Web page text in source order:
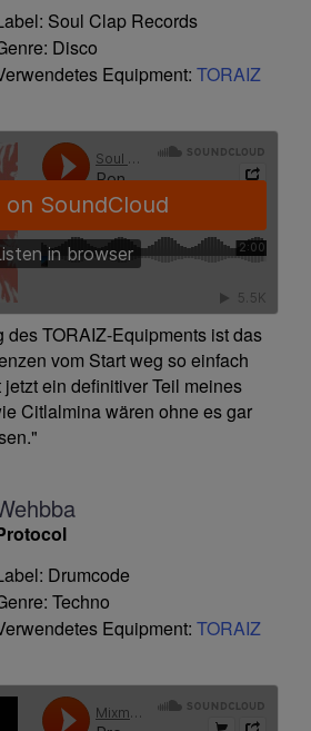
Soul Clap Records
Disco
Equipment: TORAIZ
des TORAIZ-Equipments ist das
vom Start weg so einfach
ein definitiver Teil meines
Citlalmina wären ohne es gar
Drumcode
Techno
Equipment: TORAIZ